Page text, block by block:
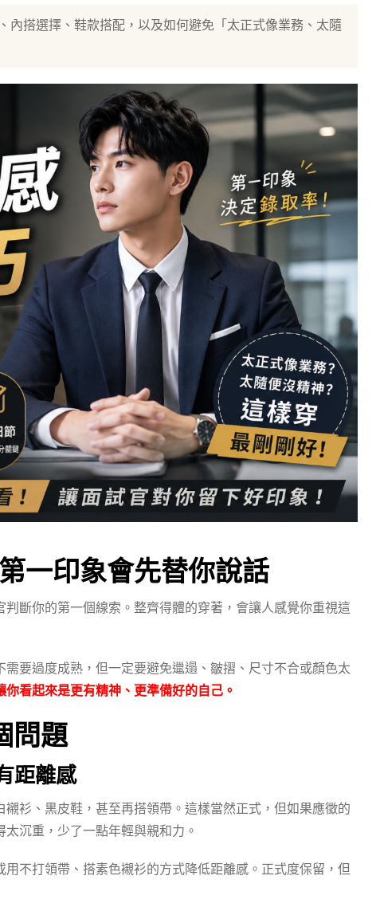
內搭選擇、鞋款搭配，以及如何避免「太正式像業務、太隨
一印象會先替你說話
斷你的第一個線索。整齊得體的穿著，會讓人感覺你重視這
要過度成熟，但一定要避免邋遢、皺摺、尺寸不合或顏色太
看起來是更有精神、更準備好的自己。
問題
距離感
衫、黑皮鞋，甚至再搭領帶。這樣當然正式，但如果應徵的
沉重，少了一點年輕與親和力。
不打領帶、搭素色襯衫的方式降低距離感。正式度保留，但